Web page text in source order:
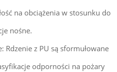
na obciążenia w stosunku do
nośne.
Rdzenie z PU są sformułowane
odporności na pożary